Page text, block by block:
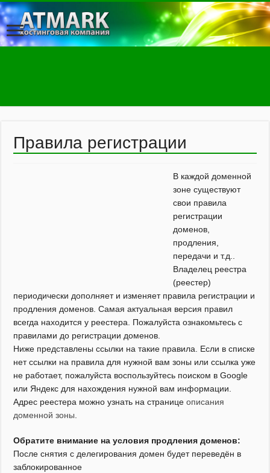
Правила регистрации
В каждой доменной
зоне существуют
свои правила
регистрации
доменов,
продления,
передачи и т.д..
Владелец реестра
(реестер)
периодически дополняет и изменяет правила регистрации и
продления доменов. Самая актуальная версия правил
всегда находится у реестера. Пожалуйста ознакомьтесь с
правилами до регистрации доменов.
Ниже представлены ссылки на такие правила. Если в списке
нет ссылки на правила для нужной вам зоны или ссылка уже
не работает, пожалуйста воспользуйтесь поиском в Google
или Яндекс для нахождения нужной вам информации.
Адрес реестера можно узнать на страницеописания
доменной зоны
Обратите внимание на условия продления доменов:
После снятия с делегирования домен будет переведён в
заблокированное